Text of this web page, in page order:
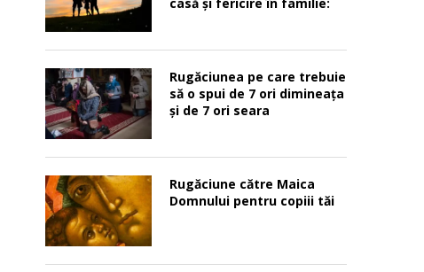
Rugăciunea pe care trebuie
să o spui de 7 ori dimineața
și de 7 ori seara
Rugăciune către Maica
Domnului pentru copiii tăi